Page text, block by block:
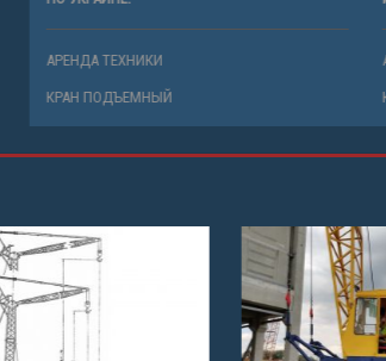
АРЕНДА ТЕХНИКИ
КРАН ПОДЪЕМНЫЙ